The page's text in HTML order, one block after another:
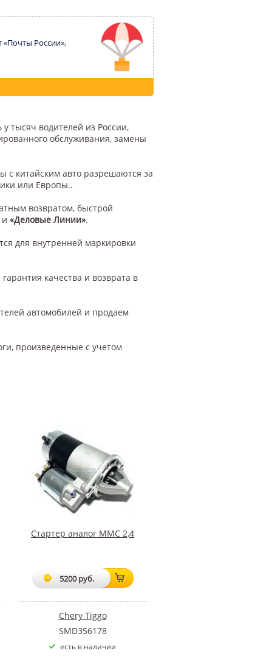
«Почты России»,
тысяч водителей из России,
обслуживания, замены
с китайским авто разрешаются за
или Европы..
возвратом, быстрой
и «Деловые Линии».
для внутренней маркировки
качества и возврата в
автомобилей и продаем
произведенные с учетом
Стартер аналог ММС 2,4
5200 руб.
Chery Tiggo
SMD356178
есть в наличии